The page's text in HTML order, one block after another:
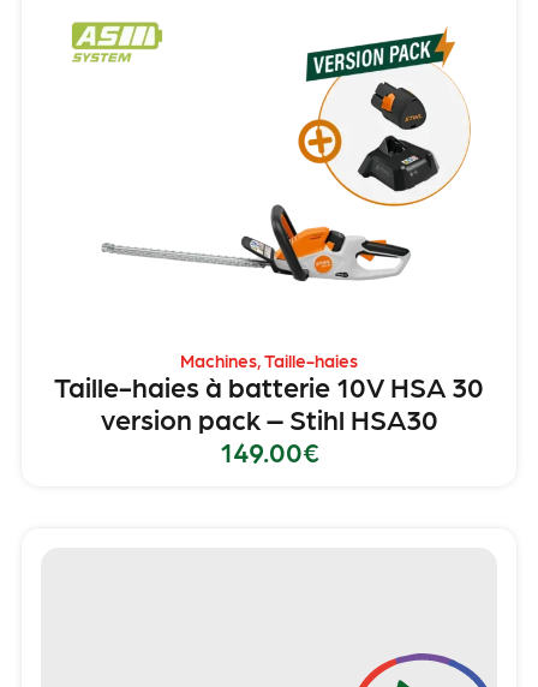
Machines,Taille-haies
Taille-haies à batterie 10V HSA 30
version pack – Stihl HSA30
149.00€